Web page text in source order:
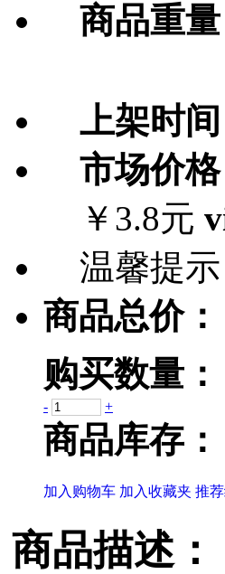
商品重量
上架时间
市场价格
￥3.8元
温馨提示
商品总价：
购买数量：
- +
商品库存：
加入购物车 加入收藏夹 推
商品描述：